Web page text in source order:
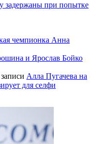
задержаны при попытке
чемпионка Анна
и Ярослав Бойко
Алла Пугачева на
для селфи